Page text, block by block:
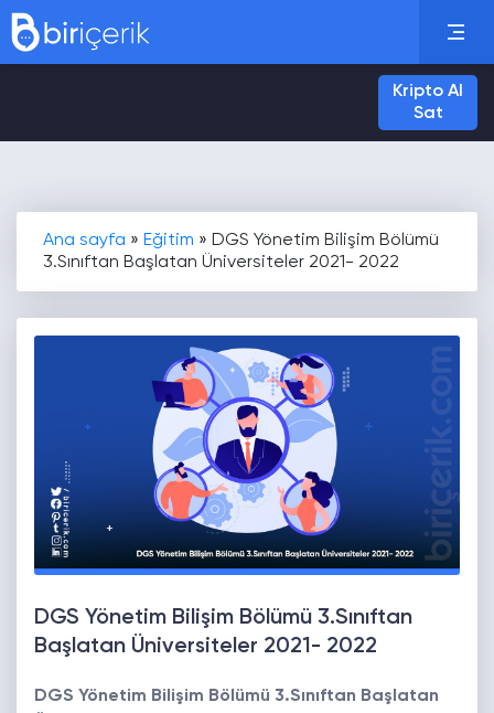
Kripto Al
Sat
Ana sayfa » Eğitim » DGS Yönetim Bilişim Bölümü
3.Sınıftan Başlatan Üniversiteler 2021- 2022
DGS Yönetim Bilişim Bölümü 3.Sınıftan
Başlatan Üniversiteler 2021- 2022
DGS Yönetim Bilişim Bölümü 3.Sınıftan Başlatan